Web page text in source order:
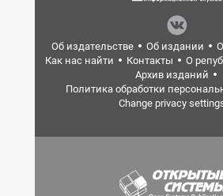
Об издательстве Об издании
Как нас найти
Контакты О
Архив изданий
Политика обработки
Change privacy